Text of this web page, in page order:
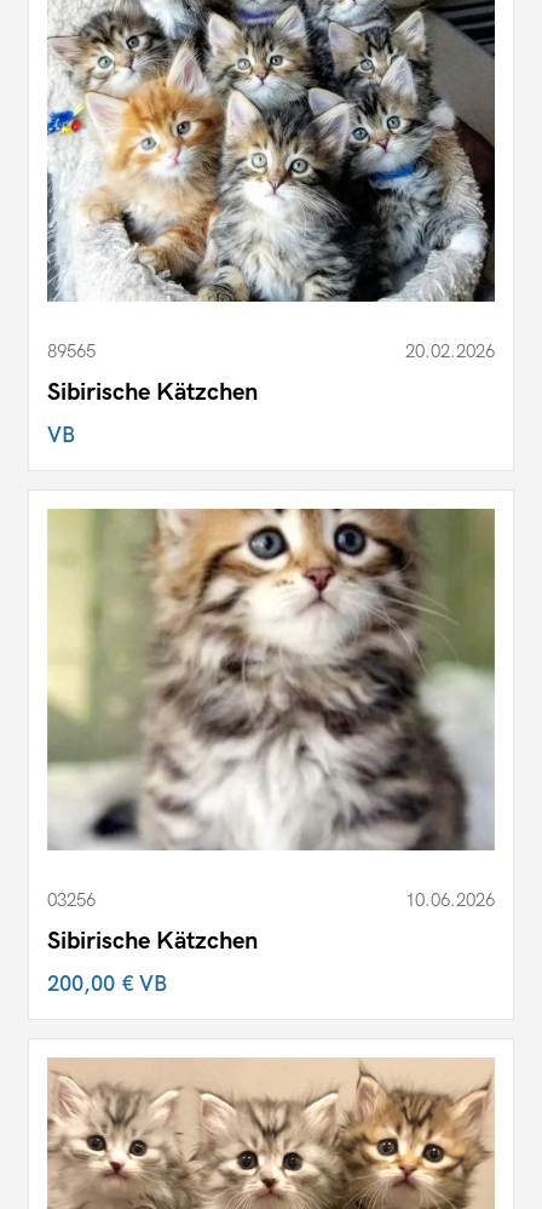
89565 20.02.2026
Sibirische Kätzchen
VB
03256 10.06.2026
Sibirische Kätzchen
200,00 €VB